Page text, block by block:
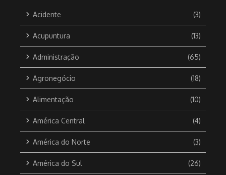
Acidente (3)
Acupuntura (13)
Administração (65)
Agronegócio (18)
Alimentação (10)
América Central (4)
América do Norte (3)
América do Sul (26)